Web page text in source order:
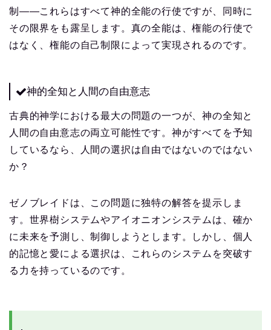
制——これらはすべて神的全能の行使ですが、同時に
その限界をも露呈します。真の全能は、権能の行使で
はなく、権能の自己制限によって実現されるのです。
神的全知と人間の自由意志
古典的神学における最大の問題の一つが、神の全知と
人間の自由意志の両立可能性です。神がすべてを予知
しているなら、人間の選択は自由ではないのではない
か？
ゼノブレイドは、この問題に独特の解答を提示しま
す。世界樹システムやアイオニオンシステムは、確か
に未来を予測し、制御しようとします。しかし、個人
的記憶と愛による選択は、これらのシステムを突破す
る力を持っているのです。